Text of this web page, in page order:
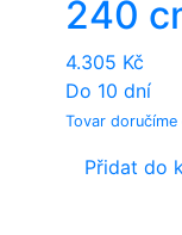
240
4.305 Kč
Do 10 dní
Tovar
Přidat do